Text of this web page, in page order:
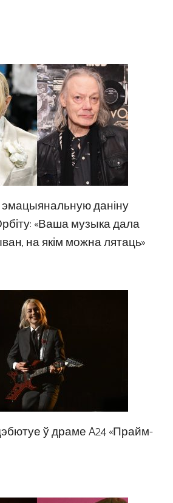
даніну
«Ваша музыка дала
на якім можна лятаць»
ў драме A24 «Прайм-